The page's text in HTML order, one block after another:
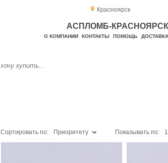
Красноярск
АСПЛОМБ-КРАСНОЯРСК
О КОМПАНИИ КОНТАКТЫ ПОМОЩЬ
Сортировать по: Приоритету Показывать по: